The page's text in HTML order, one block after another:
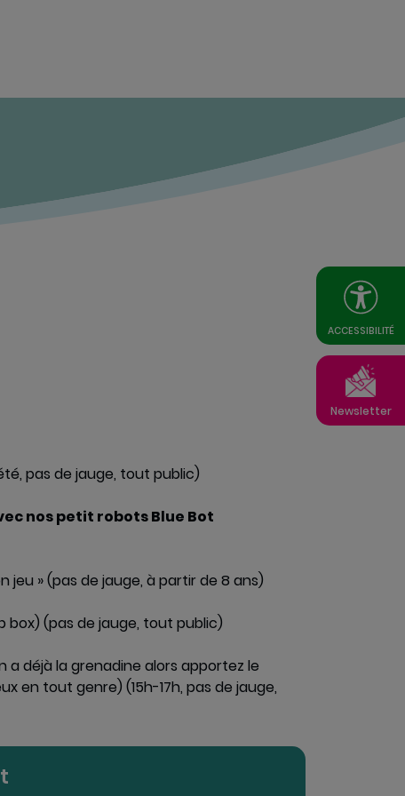
pas de jauge, tout public)
nos petit robots Blue Bot
jeu » (pas de jauge, à partir de 8 ans)
box) (pas de jauge, tout public)
a déjà la grenadine alors apportez le
en tout genre) (15h-17h, pas de jauge,
ACCESSIBILITÉ
Newsletter